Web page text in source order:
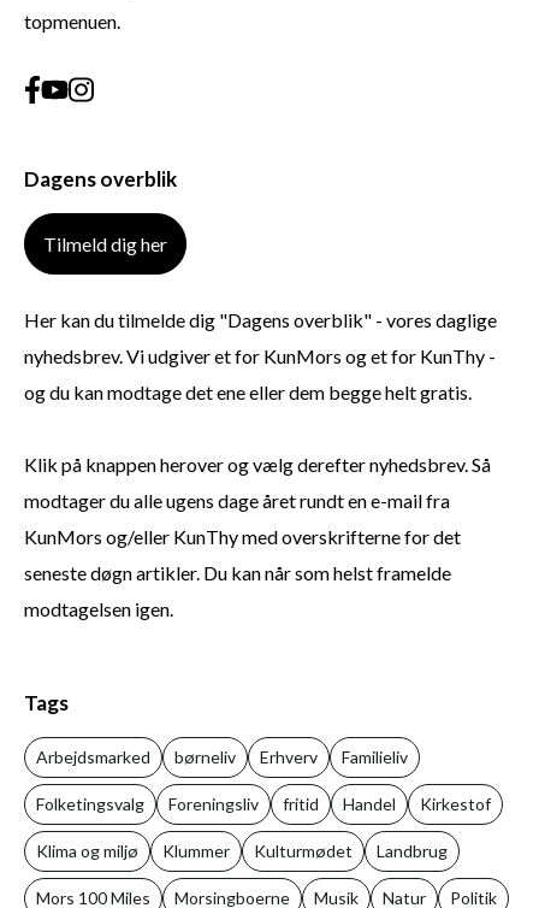
topmenuen.
Dagens overblik
Tilmeld dig her
Her kan du tilmelde dig "Dagens overblik" - vores daglige
nyhedsbrev. Vi udgiver et for KunMors og et for KunThy -
og du kan modtage det ene eller dem begge helt gratis.
Klik på knappen herover og vælg derefter nyhedsbrev. Så
modtager du alle ugens dage året rundt en e-mail fra
KunMors og/eller KunThy med overskrifterne for det
seneste døgn artikler. Du kan når som helst framelde
modtagelsen igen.
Tags
Arbejdsmarked børneliv Erhverv Familieliv
Folketingsvalg Foreningsliv fritid Handel Kirkestof
Klima og miljø Klummer Kulturmødet Landbrug
Mors 100 Miles Morsingboerne Musik Natur Politik